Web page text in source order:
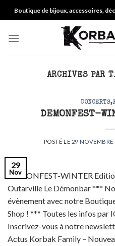
to
Boutique de bijoux, accessoires,
ARCHIVES PAR
CONCERTS,
DEMONFEST-
POSTÉ LE 29 NOVEMBRE
29
Nov
DEMONFEST-WINTER
Outarville Le Démonbar ***
évènement avec notre
Shop ! *** Toutes les infos par
Inscrivez-vous à notre
Actus Korbak Family –